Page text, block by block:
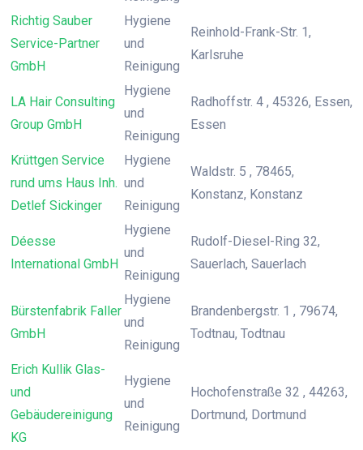
Richtig Sauber
Service-Partner
GmbH
Hygiene
und
Reinigung
Reinhold-Frank-Str. 1,
Karlsruhe
LA Hair Consulting
Group GmbH
Hygiene
und
Reinigung
Radhoffstr. 4 , 45326, Essen,
Essen
Krüttgen Service
rund ums Haus Inh.
Detlef Sickinger
Hygiene
und
Reinigung
Waldstr. 5 , 78465,
Konstanz, Konstanz
Déesse
International GmbH
Hygiene
und
Reinigung
Rudolf-Diesel-Ring 32,
Sauerlach, Sauerlach
Bürstenfabrik Faller
GmbH
Hygiene
und
Reinigung
Brandenbergstr. 1 , 79674,
Todtnau, Todtnau
Erich Kullik Glas-
und
Gebäudereinigung
KG
Hygiene
und
Reinigung
Hochofenstraße 32 , 44263,
Dortmund, Dortmund